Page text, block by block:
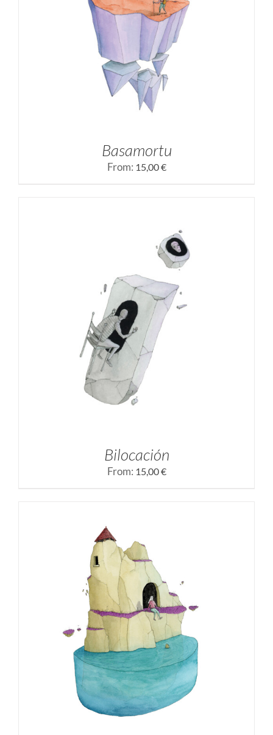
SELECCIONAR OPCIONES / DETALLES
Basamortu
From: 15,00€
SELECCIONAR OPCIONES /
Bilocación
From: 15,00€
SELECCIONAR OPCIONES / DETALLES